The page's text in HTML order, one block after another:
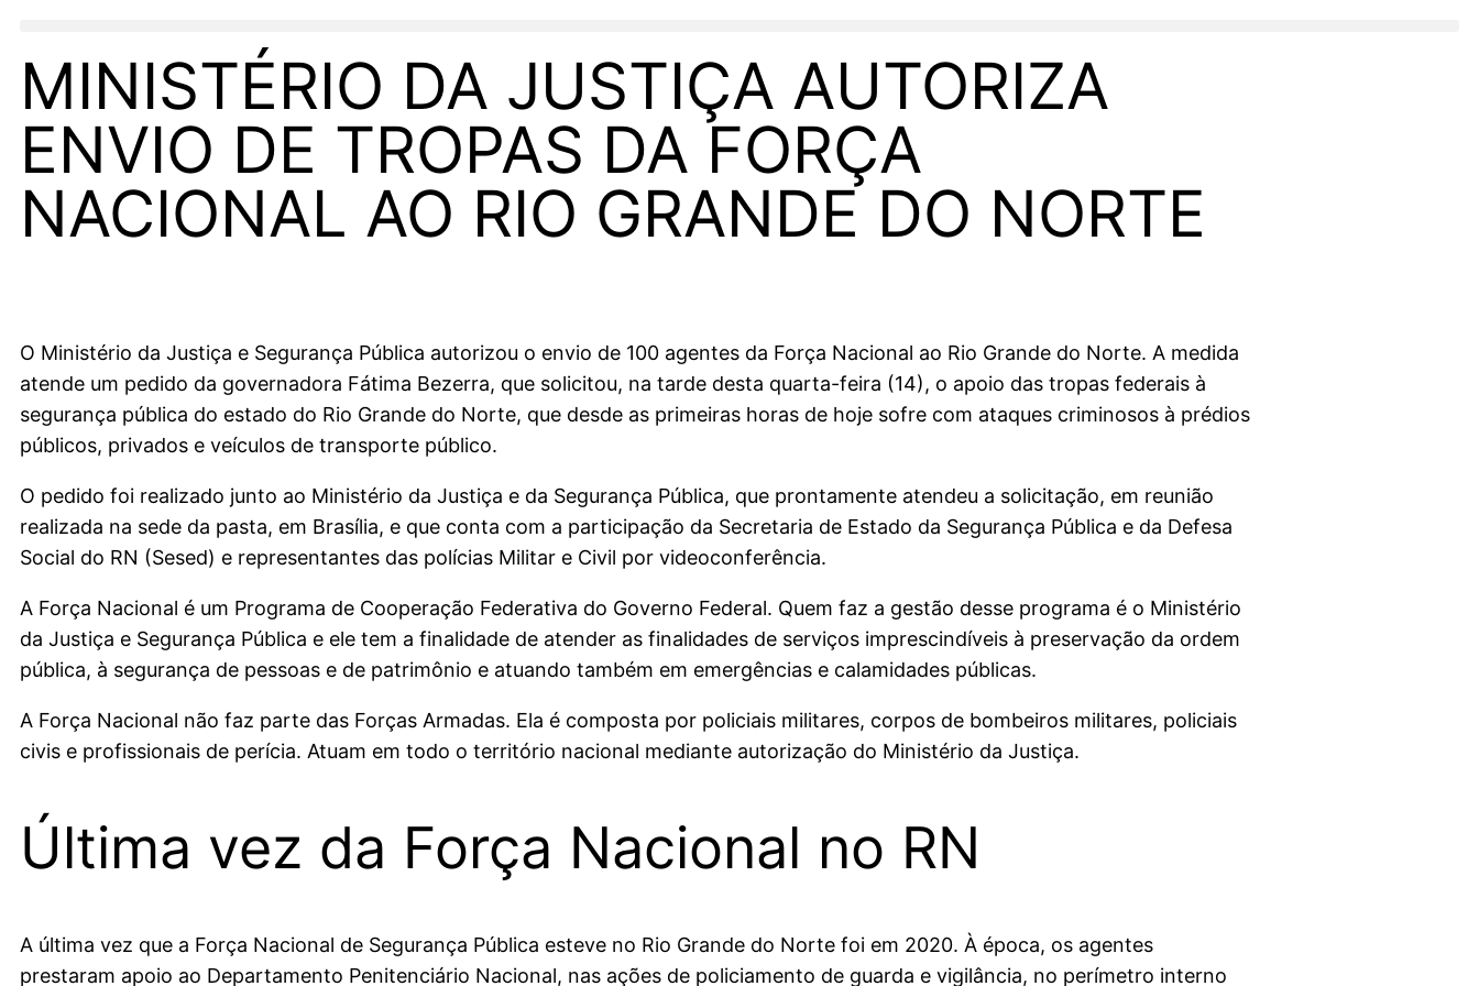
MINISTÉRIO DA JUSTIÇA AUTORIZA
ENVIO DE TROPAS DA FORÇA
NACIONAL AO RIO GRANDE DO NORTE
O Ministério da Justiça e Segurança Pública autorizou o envio de 100 agentes da Força Nacional ao Rio Grande do Norte. A medida
atende um pedido da governadora Fátima Bezerra, que solicitou, na tarde desta quarta-feira (14), o apoio das tropas federais à
segurança pública do estado do Rio Grande do Norte, que desde as primeiras horas de hoje sofre com ataques criminosos à prédios
públicos, privados e veículos de transporte público.
O pedido foi realizado junto ao Ministério da Justiça e da Segurança Pública, que prontamente atendeu a solicitação, em reunião
realizada na sede da pasta, em Brasília, e que conta com a participação da Secretaria de Estado da Segurança Pública e da Defesa
Social do RN (Sesed) e representantes das polícias Militar e Civil por videoconferência.
A Força Nacional é um Programa de Cooperação Federativa do Governo Federal. Quem faz a gestão desse programa é o Ministério
da Justiça e Segurança Pública e ele tem a finalidade de atender as finalidades de serviços imprescindíveis à preservação da ordem
pública, à segurança de pessoas e de patrimônio e atuando também em emergências e calamidades públicas.
A Força Nacional não faz parte das Forças Armadas. Ela é composta por policiais militares, corpos de bombeiros militares, policiais
civis e profissionais de perícia. Atuam em todo o território nacional mediante autorização do Ministério da Justiça.
Última vez da Força Nacional no RN
A última vez que a Força Nacional de Segurança Pública esteve no Rio Grande do Norte foi em 2020. À época, os agentes
prestaram apoio ao Departamento Penitenciário Nacional, nas ações de policiamento de guarda e vigilância, no perímetro interno